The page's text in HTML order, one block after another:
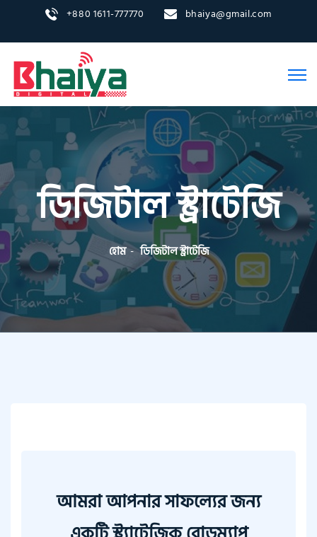
+880 1611-777770 bhaiya@gmail.com
ডিজিটাল স্ট্রাটেজি
হোম ডিজিটাল স্ট্রাটেজি
আমরা আপনার সাফল্যের জন্য